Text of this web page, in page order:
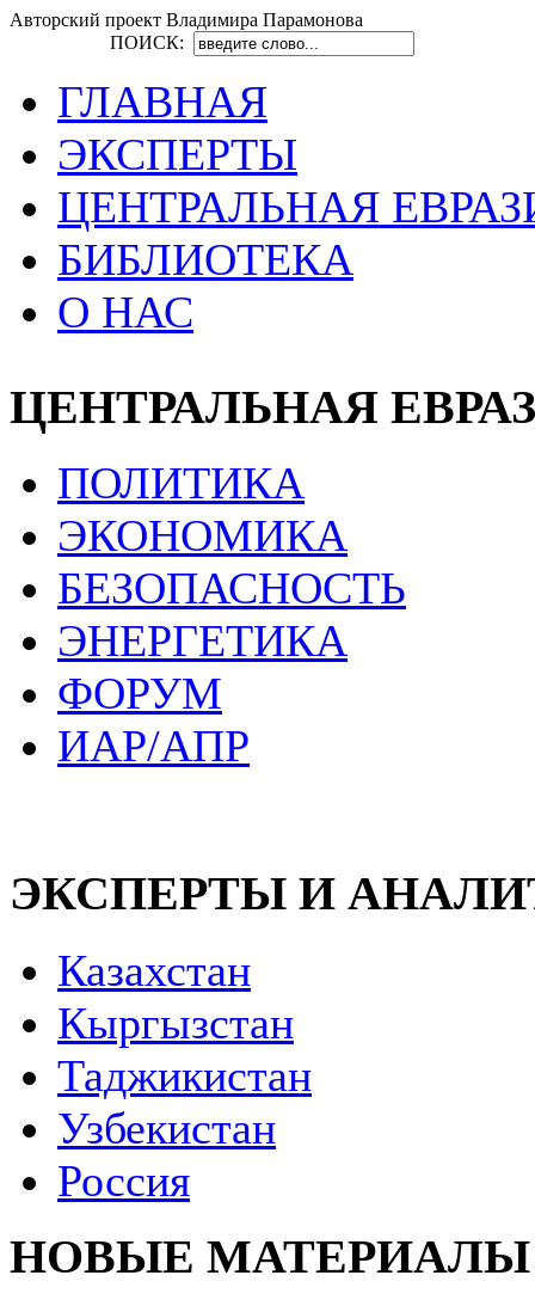
Авторский проект Владимира Парамонова
ПОИСК:
ГЛАВНАЯ
ЭКСПЕРТЫ
ЦЕНТРАЛЬНАЯ
БИБЛИОТЕКА
О НАС
ЦЕНТРАЛЬНАЯ
ПОЛИТИКА
ЭКОНОМИКА
БЕЗОПАСНОСТЬ
ЭНЕРГЕТИКА
ФОРУМ
ИАР/АПР
ЭКСПЕРТЫ И
Казахстан
Кыргызстан
Таджикистан
Узбекистан
Россия
НОВЫЕ МАТЕРИАЛЫ